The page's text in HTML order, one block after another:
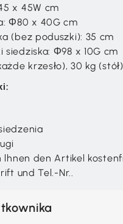
x 45W cm
Φ80 x 40G cm
(bez poduszki): 35 cm
Φ98 x 10G cm
krzesło), 30 kg (stół)
lhnen den Artikel
und Tel.-Nr..